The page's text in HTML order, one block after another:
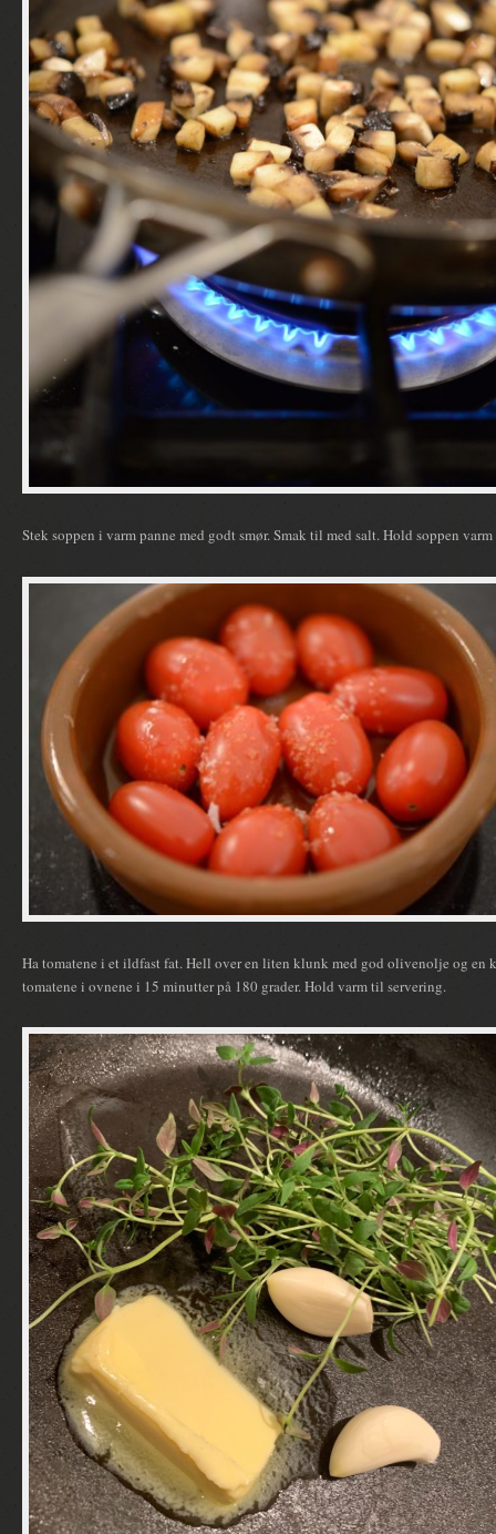
Stek soppen i varm panne med godt smør. Smak til med salt. Hold soppen
Ha tomatene i et ildfast fat. Hell over en liten klunk med god olivenolje og en
tomatene i ovnene i 15 minutter på 180 grader. Hold varm til servering.